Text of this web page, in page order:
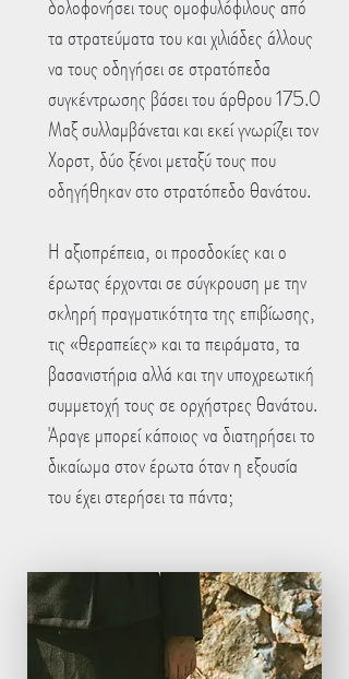
δολοφονήσει τους ομοφυλόφιλους από
τα στρατεύματα του και χιλιάδες άλλους
να τους οδηγήσει σε στρατόπεδα
συγκέντρωσης βάσει του άρθρου 175.Ο
Μαξ συλλαμβάνεται και εκεί γνωρίζει τον
Χορστ, δύο ξένοι μεταξύ τους που
οδηγήθηκαν στο στρατόπεδο θανάτου.
Η αξιοπρέπεια, οι προσδοκίες και ο
έρωτας έρχονται σε σύγκρουση με την
σκληρή πραγματικότητα της επιβίωσης,
τις «θεραπείες» και τα πειράματα, τα
βασανιστήρια αλλά και την υποχρεωτική
συμμετοχή τους σε ορχήστρες θανάτου.
Άραγε μπορεί κάποιος να διατηρήσει το
δικαίωμα στον έρωτα όταν η εξουσία
του έχει στερήσει τα πάντα;